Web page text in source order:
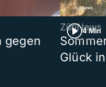
gegen
4 Min
ZüriNews
Glück